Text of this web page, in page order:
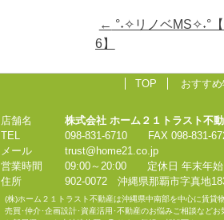
Post
navigation
← °˖✧リノベMS✧˖°
6】
TOP おすす
店舗名
株式会社 ホーム２１トラスト不
TEL
098-831-6710　　FAX 098-831-
メール
trust@home21.co.jp
営業時間
09:00～20:00　　定休日 年末年
住所
902-0072　沖縄県那覇市字真地
(株)ホーム２１トラスト不動産は沖縄県中南部を中心に賃貸
売買･仲介･企画設計･資産活用･不動産のお悩みご相談などお